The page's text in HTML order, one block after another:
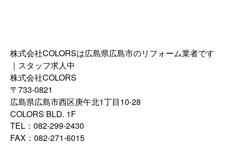
株式会社COLORSは広島県広島市のリフォーム業者です
｜スタッフ求人中
株式会社COLORS
〒733-0821
広島県広島市西区庚午北1丁目10-28
COLORS BLD. 1F
TEL：082-299-2430
FAX：082-271-6015